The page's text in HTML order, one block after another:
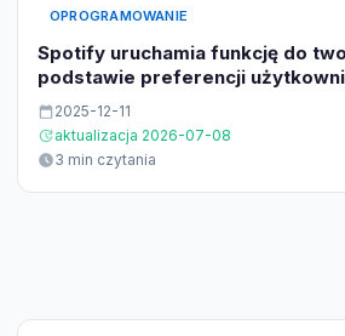
OPROGRAMOWANIE
Spotify uruchamia funkcję do
podstawie preferencji
2025-12-11
aktualizacja 2026-07-08
3 min czytania